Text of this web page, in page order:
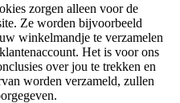
zorgen alleen voor de
Ze worden bijvoorbeeld
winkelmandje te verzamelen
Het is voor ons
over jou te trekken en
worden verzameld, zullen